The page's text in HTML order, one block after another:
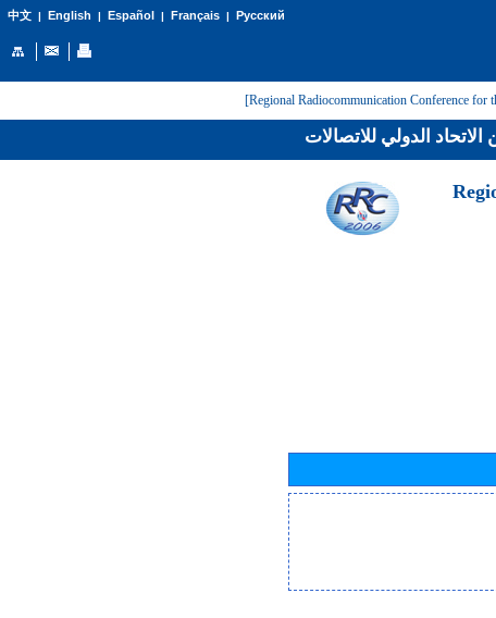
中文| English | Español | Français| Русский
الاتحاد الدولي للاتصالات